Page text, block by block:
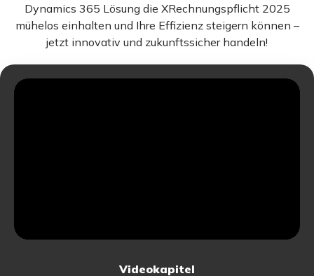
Dynamics 365 Lösung die XRechnungspflicht 2025
mühelos einhalten und Ihre Effizienz steigern können –
jetzt innovativ und zukunftssicher handeln!
Videokapitel